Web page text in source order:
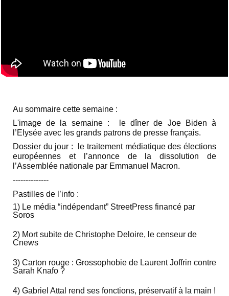
Au sommaire cette semaine :
L'image de la semaine :
le dîner de Joe Biden à
l’Elysée avec les grands patrons de presse français.
Dossier du jour :
le traitement médiatique des élections
européennes et l’annonce de la dissolution de
l’Assemblée nationale par Emmanuel Macron.
‐-‐-----------
Pastilles de l’info :
1) Le média “indépendant” StreetPress financé par
Soros
2) Mort subite de Christophe Deloire, le censeur de
Cnews
3) Carton rouge : Grossophobie de Laurent Joffrin contre
Sarah Knafo ?
4) Gabriel Attal rend ses fonctions, préservatif à la main !